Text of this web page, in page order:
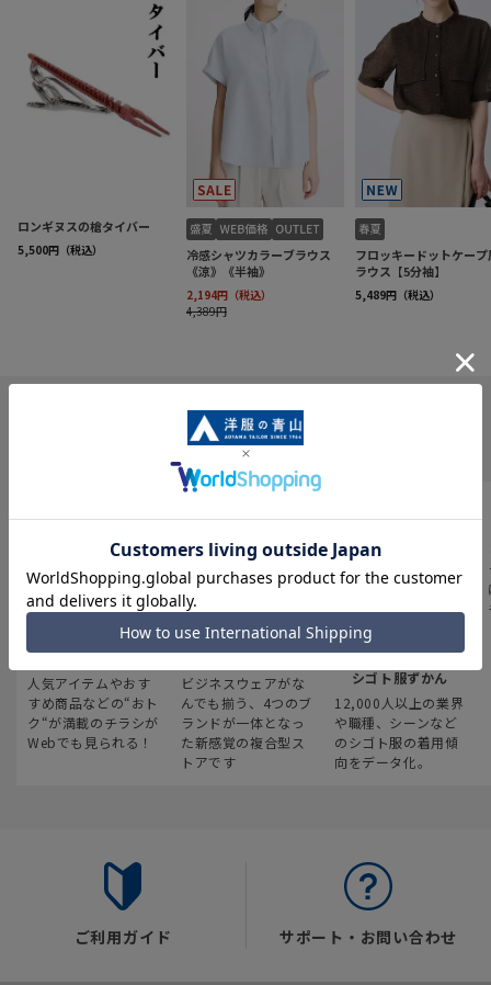
INFORMATION
最新のお買い得情報
人気アイテムやおす
すめ商品などの“おト
ク“が満載のチラシが
Webでも見られる！
スーツスクエア
ビジネスウェアがな
んでも揃う、4つのブ
ランドが一体となっ
た新感覚の複合型ス
トアです
みんなの
シゴト服ずかん
12,000人以上の業界
や職種、シーンなど
のシゴト服の着用傾
向をデータ化。
ご利用ガイド サポート・お問い合わせ